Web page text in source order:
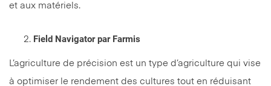
et aux matériels.
Field Navigator par Farmis
L’agriculture de précision est un type d’agriculture qui vise
à optimiser le rendement des cultures tout en réduisant